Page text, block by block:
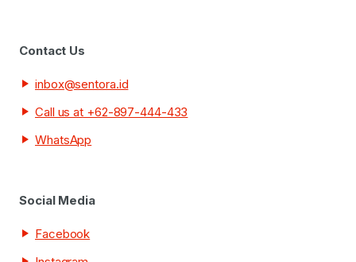
Contact Us
inbox@sentora.id
Call us at +62-897-444-433
WhatsApp
Social Media
Facebook